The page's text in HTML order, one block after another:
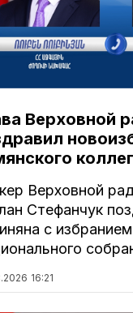
Верховной
Верховной
Стефанчук
с
16:21